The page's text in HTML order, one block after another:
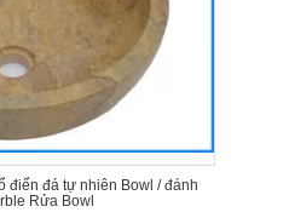
điển đá tự nhiên Bowl / đánh
Rửa Bowl